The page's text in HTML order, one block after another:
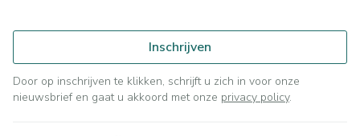
Inschrijven
Door op inschrijven te klikken, schrijft u zich in voor onze
nieuwsbrief en gaat u akkoord met onze privacy policy.